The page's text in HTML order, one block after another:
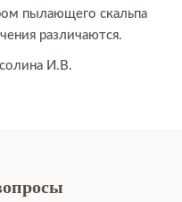
пылающего скальпа
различаются.
И.В.